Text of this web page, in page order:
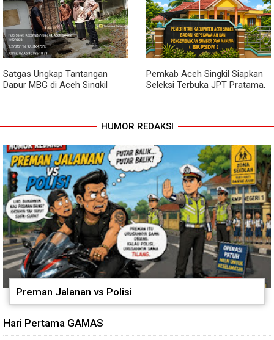
Lewat Komsos, Babinsa
Rundeng Pantau Stok dan
Harga Pupuk
Dari Bibit Jadi Harapan,
Babinsa Dampingi Warga
Kembangkan Semangka
Satgas Ungkap Tantangan
Dapur MBG di Aceh Singkil
Pemkab Aceh Singkil Siapkan
Seleksi Terbuka JPT Pratama,
HUMOR REDAKSI
Preman Jalanan vs Polisi
Hari Pertama GAMAS